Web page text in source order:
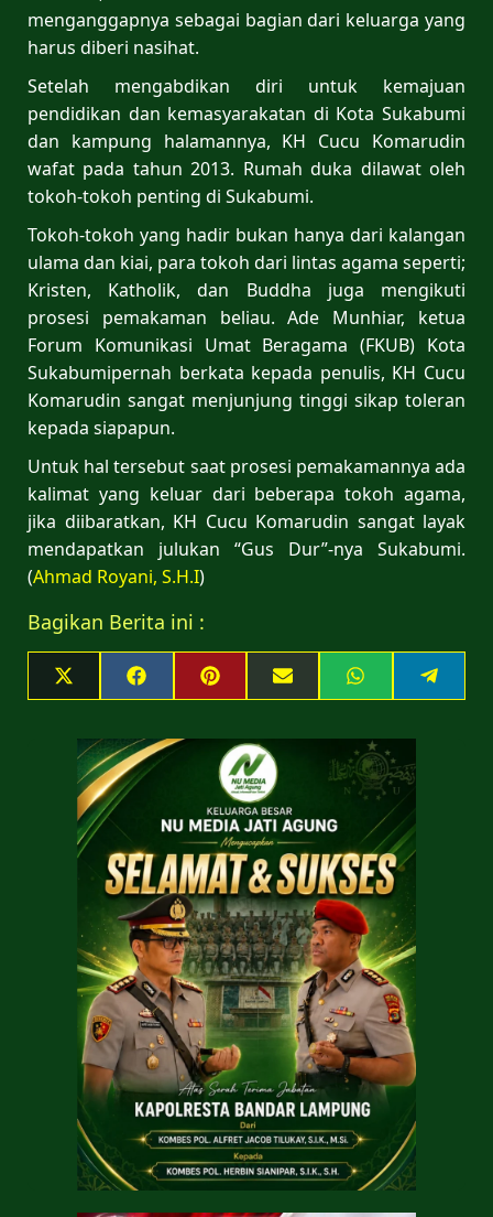
menganggapnya sebagai bagian dari keluarga yang
harus diberi nasihat.
Setelah mengabdikan diri untuk kemajuan
pendidikan dan kemasyarakatan di Kota Sukabumi
dan kampung halamannya, KH Cucu Komarudin
wafat pada tahun 2013. Rumah duka dilawat oleh
tokoh-tokoh penting di Sukabumi.
Tokoh-tokoh yang hadir bukan hanya dari kalangan
ulama dan kiai, para tokoh dari lintas agama seperti;
Kristen, Katholik, dan Buddha juga mengikuti
prosesi pemakaman beliau. Ade Munhiar, ketua
Forum Komunikasi Umat Beragama (FKUB) Kota
Sukabumipernah berkata kepada penulis, KH Cucu
Komarudin sangat menjunjung tinggi sikap toleran
kepada siapapun.
Untuk hal tersebut saat prosesi pemakamannya ada
kalimat yang keluar dari beberapa tokoh agama,
jika diibaratkan, KH Cucu Komarudin sangat layak
mendapatkan julukan “Gus Dur”-nya Sukabumi.
(Ahmad Royani, S.H.I)
Bagikan Berita ini :